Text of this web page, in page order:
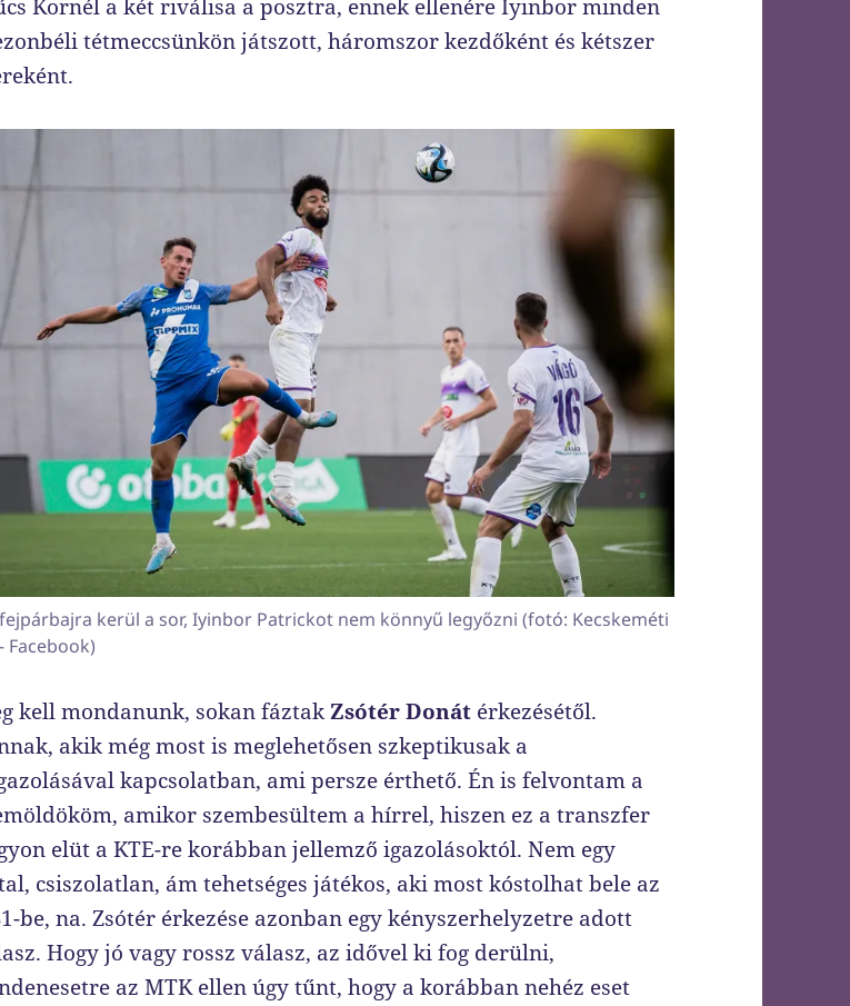
Kornél a két riválisa a posztra, ennek ellenére Iyinbor minden
tétmeccsünkön játszott, háromszor kezdőként és kétszer
kerül a sor, Iyinbor Patrickot nem könnyű legyőzni (fotó: Kecskeméti
Facebook)
kell mondanunk, sokan fáztakZsótér Donát érkezésétől.
akik még most is meglehetősen szkeptikusak a
kapcsolatban, ami persze érthető. Én is felvontam a
amikor szembesültem a hírrel, hiszen ez a transzfer
elüt a KTE-re korábban jellemző igazolásoktól. Nem egy
csiszolatlan, ám tehetséges játékos, aki most kóstolhat bele az
be, na. Zsótér érkezése azonban egy kényszerhelyzetre adott
Hogy jó vagy rossz válasz, az idővel ki fog derülni,
az MTK ellen úgy tűnt, hogy a korábban nehéz eset